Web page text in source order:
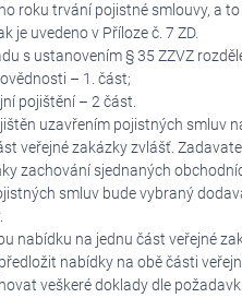
roku trvání pojistné smlouvy, a
je uvedeno v Příloze č. 7 ZD.
s ustanovením § 35 ZZVZ
– 1. část;
pojištění – 2 část.
uzavřením pojistných smluv
veřejné zakázky zvlášť.
zachování sjednaných
smluv bude vybraný
nabídku na jednu část veřejné
nabídky na obě části
veškeré doklady dle